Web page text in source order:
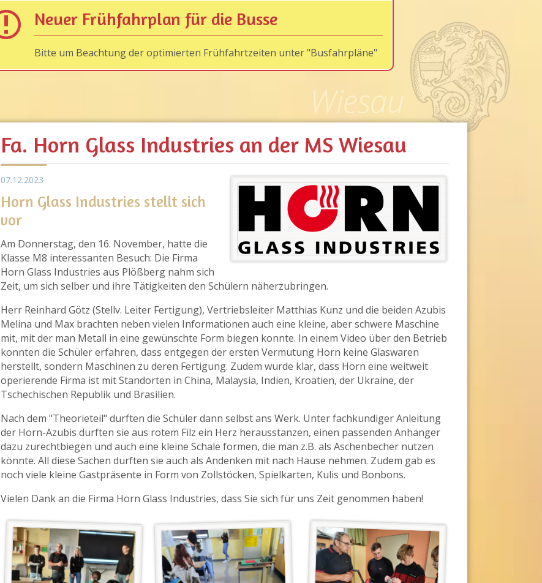
Neuer Frühfahrplan für die Busse
Bitte um Beachtung der optimierten Frühfahrtzeiten unter "Busfahrpläne"
Fa. Horn Glass Industries an der MS Wiesau
07.12.2023
Horn Glass Industries stellt sich
vor
Am Donnerstag, den 16. November, hatte die
Klasse M8 interessanten Besuch: Die Firma
Horn Glass Industries aus Plößberg nahm sich
Zeit, um sich selber und ihre Tätigkeiten den Schülern näherzubringen.
Herr Reinhard Götz (Stellv. Leiter Fertigung), Vertriebsleiter Matthias Kunz und die beiden Azubis
Melina und Max brachten neben vielen Informationen auch eine kleine, aber schwere Maschine
mit, mit der man Metall in eine gewünschte Form biegen konnte. In einem Video über den Betrieb
konnten die Schüler erfahren, dass entgegen der ersten Vermutung Horn keine Glaswaren
herstellt, sondern Maschinen zu deren Fertigung. Zudem wurde klar, dass Horn eine weitweit
operierende Firma ist mit Standorten in China, Malaysia, Indien, Kroatien, der Ukraine, der
Tschechischen Republik und Brasilien.
Nach dem "Theorieteil" durften die Schüler dann selbst ans Werk. Unter fachkundiger Anleitung
der Horn-Azubis durften sie aus rotem Filz ein Herz herausstanzen, einen passenden Anhänger
dazu zurechtbiegen und auch eine kleine Schale formen, die man z.B. als Aschenbecher nutzen
könnte. All diese Sachen durften sie auch als Andenken mit nach Hause nehmen. Zudem gab es
noch viele kleine Gastpräsente in Form von Zollstöcken, Spielkarten, Kulis und Bonbons.
Vielen Dank an die Firma Horn Glass Industries, dass Sie sich für uns Zeit genommen haben!